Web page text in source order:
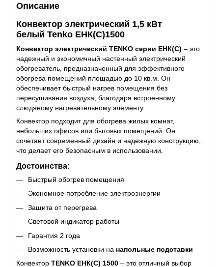
Описание
Конвектор электрический 1,5 кВт
белый Tenko ЕНК(С)1500
Конвектор электрический TENKO серии ЕНК(С) – это
надежный и экономичный настенный электрический
обогреватель, предназначенный для эффективного
обогрева помещений площадью до 10 кв.м. Он
обеспечивает быстрый нагрев помещения без
пересушивания воздуха, благодаря встроенному
слюдяному нагревательному элементу.
Конвектор подходит для обогрева жилых комнат,
небольших офисов или бытовых помещений. Он
сочетает современный дизайн и надежную конструкцию,
что делает его безопасным в использовании.
Достоинства:
Быстрый обогрев помещения
Экономное потребление электроэнергии
Защита от перегрева
Световой индикатор работы
Гарантия 2 года
Возможность установки на напольные подставки
Конвектор TENKO ЕНК(С) 1500 – это отличный выбор